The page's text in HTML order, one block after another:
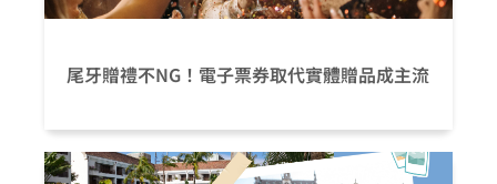
尾牙贈禮不NG！電子票券取代實體贈品成主流